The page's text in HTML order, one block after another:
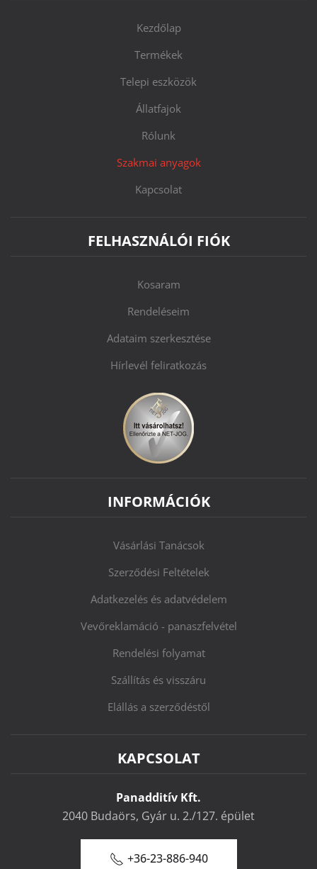
Kezdőlap
Termékek
Telepi eszközök
Állatfajok
Rólunk
Szakmai anyagok
Kapcsolat
FELHASZNÁLÓI FIÓK
Kosaram
Rendeléseim
Adataim szerkesztése
Hírlevél feliratkozás
INFORMÁCIÓK
Vásárlási Tanácsok
Szerződési Feltételek
Adatkezelés és adatvédelem
Vevőreklamáció - panaszfelvétel
Rendelési folyamat
Szállítás és visszáru
Elállás a szerződéstől
KAPCSOLAT
Panadditív Kft.
2040 Budaörs, Gyár u. 2./127. épület
+36-23-886-940